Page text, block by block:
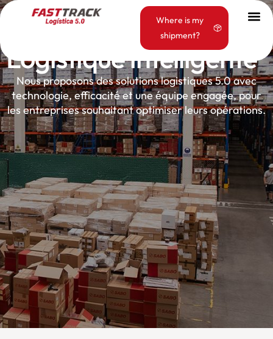
Where is my
shipment?
Logistique intelligente
Nous proposons des solutions logistiques 5.0 avec
technologie, efficacité et une équipe engagée, pour
les entreprises souhaitant optimiser leurs opérations.